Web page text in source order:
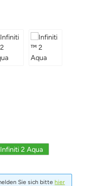
Infiniti 2 Aqua
Sie sich bittehier